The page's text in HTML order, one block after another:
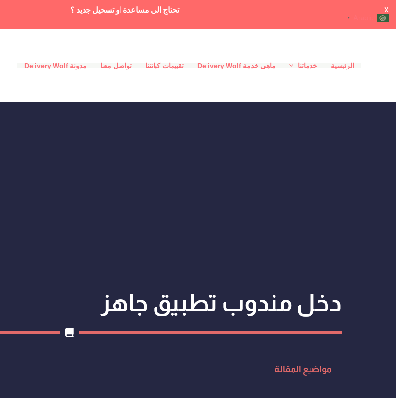
الرئيسية خدماتنا ماهي خدمة Delivery Wolf تقييمات كباتننا تواصل معنا مدونة Delivery Wolf
دخل مندوب تطبيق جاهز
مواضيع المقالة
▼
تحتاج الى مساعدة او تسجيل جديد ؟ X